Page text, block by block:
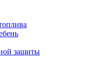
защиты